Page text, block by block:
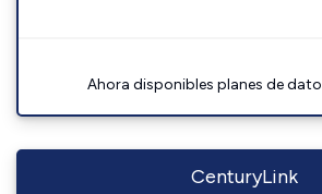
Ahora disponibles planes de
CenturyLink